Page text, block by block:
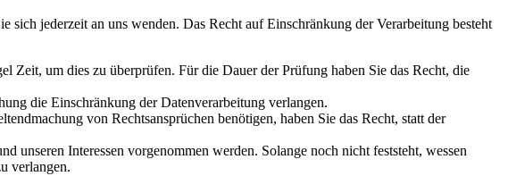
sich jederzeit an uns wenden. Das Recht auf Einschränkung der Verarbeitung besteht
Zeit, um dies zu überprüfen. Für die Dauer der Prüfung haben Sie das Recht, die
die Einschränkung der Datenverarbeitung verlangen.
von Rechtsansprüchen benötigen, haben Sie das Recht, statt der
Interessen vorgenommen werden. Solange noch nicht feststeht, wessen
verlangen.